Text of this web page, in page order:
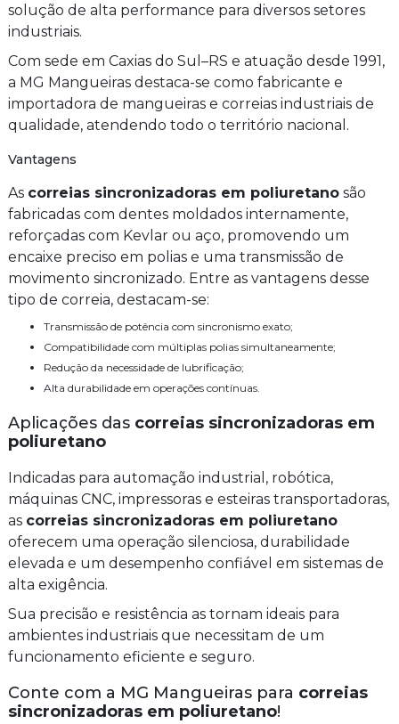
solução de alta performance para diversos setores
industriais.
Com sede em Caxias do Sul–RS e atuação desde 1991,
a MG Mangueiras destaca-se como fabricante e
importadora de mangueiras e correias industriais de
qualidade, atendendo todo o território nacional.
Vantagens
As correias sincronizadoras em poliuretano são
fabricadas com dentes moldados internamente,
reforçadas com Kevlar ou aço, promovendo um
encaixe preciso em polias e uma transmissão de
movimento sincronizado. Entre as vantagens desse
tipo de correia, destacam-se:
Transmissão de potência com sincronismo exato;
Compatibilidade com múltiplas polias simultaneamente;
Redução da necessidade de lubrificação;
Alta durabilidade em operações contínuas.
Aplicações das correias sincronizadoras em
poliuretano
Indicadas para automação industrial, robótica,
máquinas CNC, impressoras e esteiras transportadoras,
as correias sincronizadoras em poliuretano
oferecem uma operação silenciosa, durabilidade
elevada e um desempenho confiável em sistemas de
alta exigência.
Sua precisão e resistência as tornam ideais para
ambientes industriais que necessitam de um
funcionamento eficiente e seguro.
Conte com a MG Mangueiras para correias
sincronizadoras em poliuretano!